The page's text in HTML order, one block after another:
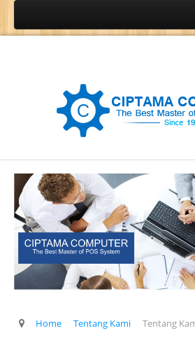
Home
Program Kasir
Program Restoran
Program Retail
Program Grosir
Program General Ledger
POS Terminal
Barcode Printer
Barcode Scanner
Cash Drawer
CCTV
Home Tentang Kami Tentang